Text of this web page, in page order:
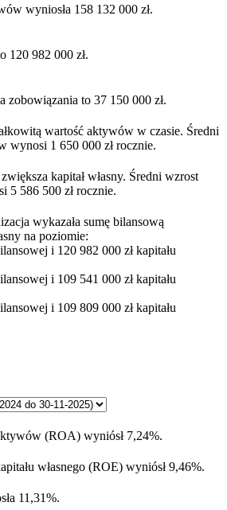
wyniosła 158 132 000 zł.
120 982 000 zł.
zobowiązania to 37 150 000 zł.
wartość aktywów w czasie. Średni
wynosi 1 650 000 zł rocznie.
zwiększa kapitał własny. Średni wzrost
5 586 500 zł rocznie.
wykazała sumę bilansową
na poziomie:
i 120 982 000 zł kapitału
i 109 541 000 zł kapitału
i 109 809 000 zł kapitału
(ROA) wyniósł 7,24%.
własnego (ROE) wyniósł 9,46%.
11,31%.